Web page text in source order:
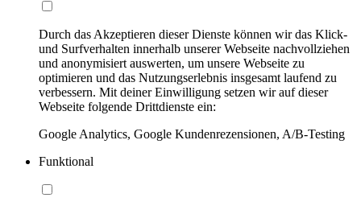
Durch das Akzeptieren dieser Dienste können wir das Klick-
und Surfverhalten innerhalb unserer Webseite nachvollziehen
und anonymisiert auswerten, um unsere Webseite zu
optimieren und das Nutzungserlebnis insgesamt laufend zu
verbessern. Mit deiner Einwilligung setzen wir auf dieser
Webseite folgende Drittdienste ein:
Google Analytics, Google Kundenrezensionen, A/B-Testing
Funktional